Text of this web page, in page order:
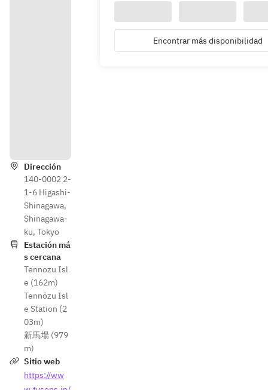
Dirección
140-0002 2-
1-6 Higashi-
Shinagawa,
Shinagawa-
ku, Tokyo
Estación má
s cercana
Tennozu Isl
e (162m)
Tennōzu Isl
e Station (2
03m)
新馬場 (979
m)
Sitio web
https://ww
Encontrar más disponibilidad